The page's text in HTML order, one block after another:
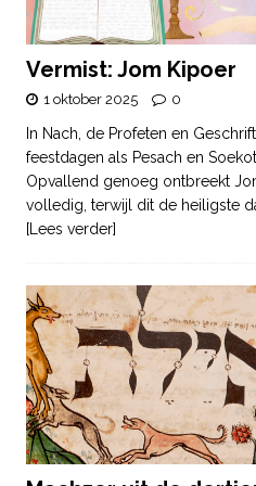
Vermist: Jom Kipoer
1 oktober 2025 0
In Nach, de Profeten en
feestdagen als Pesach en
Opvallend genoeg ontbreekt
volledig, terwijl dit de heiligste
[Lees verder]